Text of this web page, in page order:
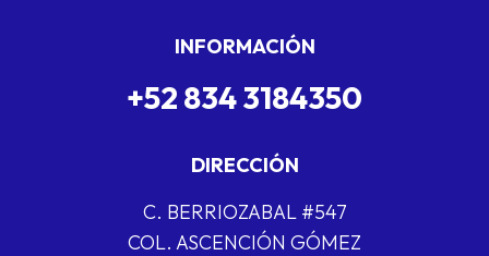
INFORMACIÓN
+52 834 3184350
DIRECCIÓN
C. BERRIOZABAL #547
COL. ASCENCIÓN GÓMEZ